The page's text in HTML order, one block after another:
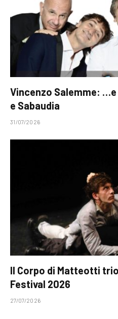
Vincenzo Salemme:
e Sabaudia
31/07/2026
Il Corpo di Matteotti
Festival 2026
27/07/2026